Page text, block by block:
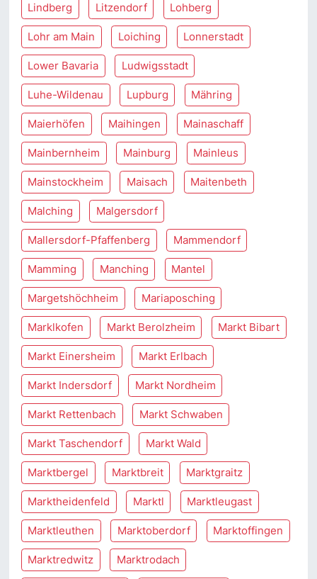
Lindberg Litzendorf Lohberg
Lohr am Main Loiching Lonnerstadt
Lower Bavaria Ludwigsstadt
Luhe-Wildenau Lupburg Mähring
Maierhöfen Maihingen Mainaschaff
Mainbernheim Mainburg Mainleus
Mainstockheim Maisach Maitenbeth
Malching Malgersdorf
Mallersdorf-Pfaffenberg Mammendorf
Mamming Manching Mantel
Margetshöchheim Mariaposching
Marklkofen Markt Berolzheim Markt Bibart
Markt Einersheim Markt Erlbach
Markt Indersdorf Markt Nordheim
Markt Rettenbach Markt Schwaben
Markt Taschendorf Markt Wald
Marktbergel Marktbreit Marktgraitz
Marktheidenfeld Marktl Marktleugast
Marktleuthen Marktoberdorf Marktoffingen
Marktredwitz Marktrodach